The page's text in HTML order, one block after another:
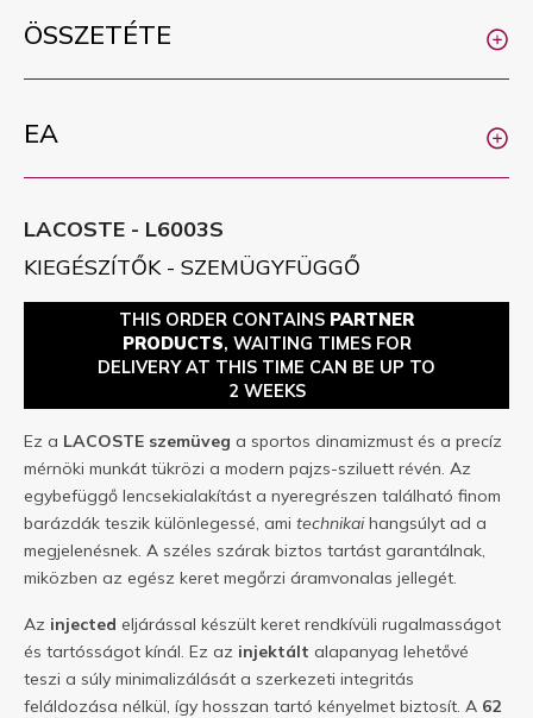
ÖSSZETÉTE
EA
LACOSTE - L6003S
KIEGÉSZÍTŐK - SZEMÜGYFÜGGŐ
THIS ORDER CONTAINS PARTNER
PRODUCTS, WAITING TIMES FOR
DELIVERY AT THIS TIME CAN BE UP TO
2 WEEKS
Ez a LACOSTE szemüveg a sportos dinamizmust és a precíz
mérnöki munkát tükrözi a modern pajzs-sziluett révén. Az
egybefüggő lencsekialakítást a nyeregrészen található finom
barázdák teszik különlegessé, ami technikaihangsúlyt ad a
megjelenésnek. A széles szárak biztos tartást garantálnak,
miközben az egész keret megőrzi áramvonalas jellegét.
Az injected eljárással készült keret rendkívüli rugalmasságot
és tartósságot kínál. Ez az injektált alapanyag lehetővé
teszi a súly minimalizálását a szerkezeti integritás
feláldozása nélkül, így hosszan tartó kényelmet biztosít. A 62